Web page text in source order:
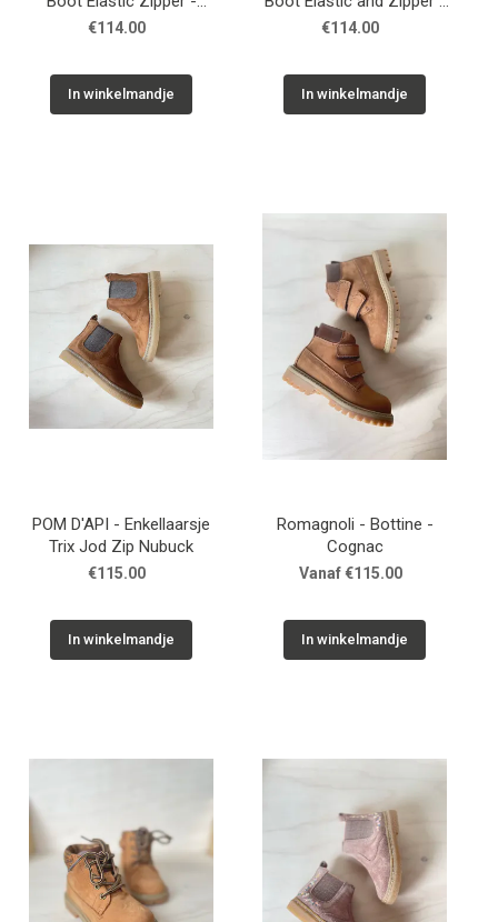
Beige Leo Brown
€114.00
In winkelmandje
Medium Brown
€114.00
In winkelmandje
POM D'API - Enkellaarsje
Trix Jod Zip Nubuck
€115.00
In winkelmandje
Romagnoli - Bottine -
Cognac
Vanaf €115.00
In winkelmandje